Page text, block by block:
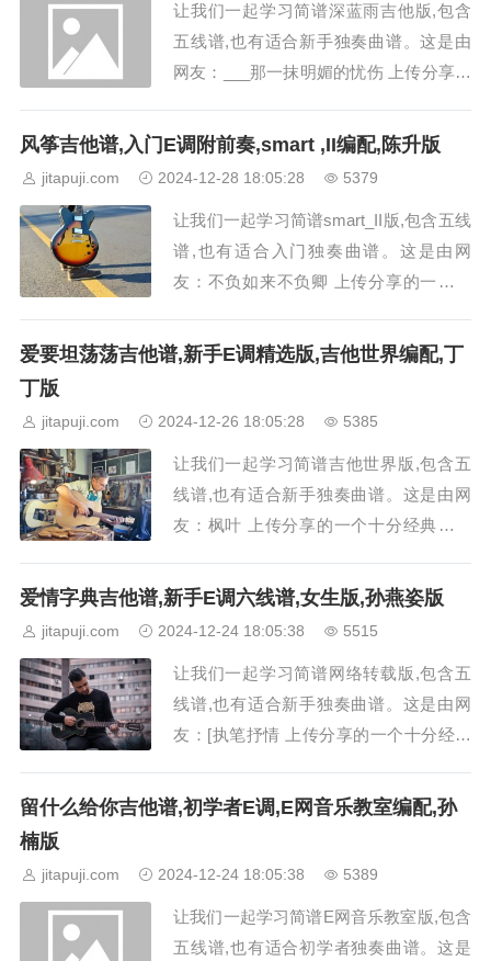
心，...
让我们一起学习简谱深蓝雨吉他版,包含
五线谱,也有适合新手独奏曲谱。这是由
网友：___那一抹明媚的忧伤 上传分享的
简谱。阿果吉曲吉他谱采用E调指法附前
你知不知道有一个美丽的女孩叫做阿果吉
曲，她有...
风筝吉他谱,入门E调附前奏,smart ,II编配,陈升版
jitapuji.com 2024-12-28 18:05:28 5379
让我们一起学习简谱smart_II版,包含五线
谱,也有适合入门独奏曲谱。这是由网
友：不负如来不负卿 上传分享的一个十
筝吉他谱采用E调指法附前奏，由smart _
爱要坦荡荡吉他谱,新手E调精选版,吉他世界编配,丁
丁版
jitapuji.com 2024-12-26 18:05:28 5385
让我们一起学习简谱吉他世界版,包含五
线谱,也有适合新手独奏曲谱。这是由网
友：枫叶 上传分享的一个十分经典动听
他谱采用E调指法精选版，由吉他世界编
气氛有一点尴尬，今晚的月光格外的明也
不知道是不是...
爱情字典吉他谱,新手E调六线谱,女生版,孙燕姿版
jitapuji.com 2024-12-24 18:05:38 5515
让我们一起学习简谱网络转载版,包含五
线谱,也有适合新手独奏曲谱。这是由网
友：[执笔抒情 上传分享的一个十分经典
典》吉他谱采用了E调的指法，歌手是孙
想回到从前...
留什么给你吉他谱,初学者E调,E网音乐教室编配,孙
楠版
jitapuji.com 2024-12-24 18:05:38 5389
让我们一起学习简谱E网音乐教室版,包含
五线谱,也有适合初学者独奏曲谱。这是